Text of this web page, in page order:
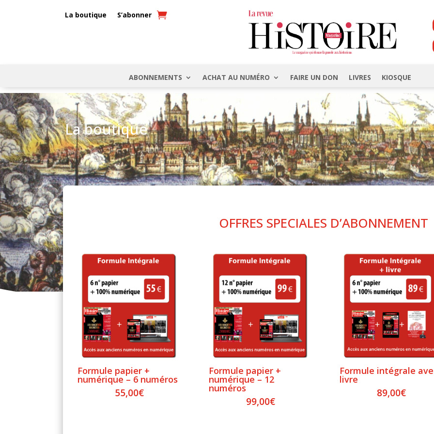
La boutique S’abonner
ABONNEMENTS ACHAT AU NUMÉRO FAIRE UN DON LIVRES KIOSQUE
La boutique
OFFRES SPECIALES D’ABONNEMENT
Formule papier +
numérique – 6 numéros
55,00€
Formule papier +
numérique – 12
numéros
99,00€
Formule intégrale
livre
89,00€